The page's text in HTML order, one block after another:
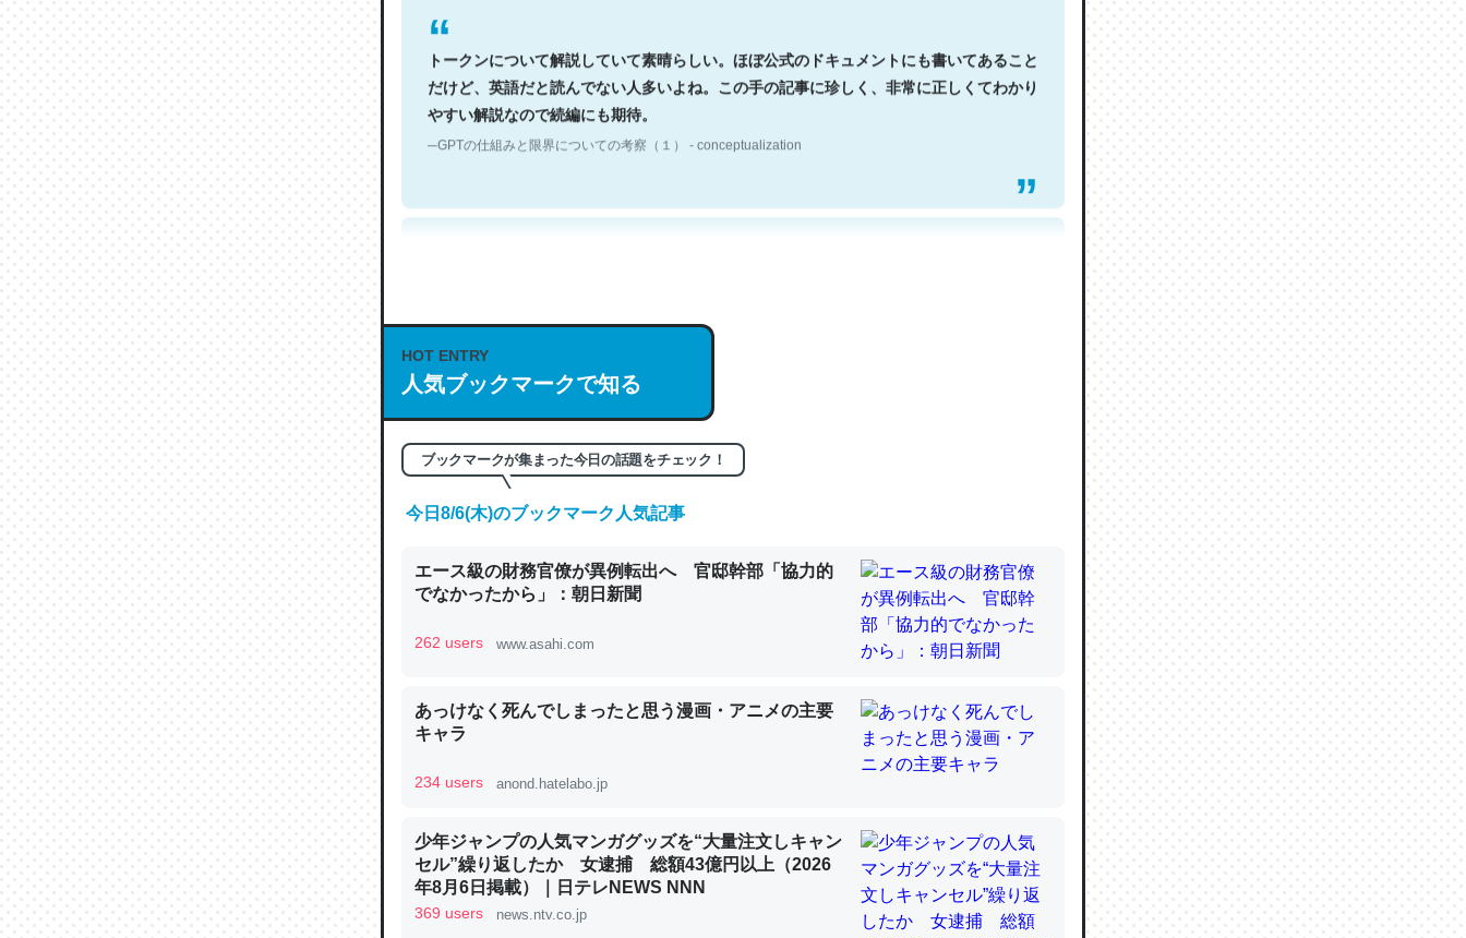
トークンについて解説していて素晴らしい。ほぼ公式のドキュメントにも書いてあること
だけど、英語だと読んでない人多いよね。この手の記事に珍しく、非常に正しくてわかり
やすい解説なので続編にも期待。
─GPTの仕組みと限界についての考察（１） - conceptualization
これは良記事。32768トークンだと英語小説100ページ分くらい。小説でいう「ずっと前
の伏線」は回収されないけど、短期記憶というには多い分量。進化すればするほど分かり
やすく強くなりそう
の600分の1程度。
─ニュース :: 【研究発表】昆虫学の大問題＝「昆虫はなぜ海にいないのか」に関する新仮説
論文では「淡水はカルシウムも酸素も不足してて両方に不利だから両方が拮抗してるので
は」とあって面白い。海にいる鋏角類（カブトガニ・ウミグモ）はカルシウムを使わずキ
HOT ENTRY
人気ブックマークで知る
ブックマークが集まった今日の話題をチェック！
今日8/6(木)のブックマーク人気記事
エース級の財務官僚が異例転出へ 官邸幹部「協力的
でなかったから」：朝日新聞
262 users www.asahi.com
あっけなく死んでしまったと思う漫画・アニメの主要
キャラ
234 users anond.hatelabo.jp
少年ジャンプの人気マンガグッズを“大量注文しキャン
セル”繰り返したか 女逮捕 総額43億円以上（2026
年8月6日掲載）｜日テレNEWS NNN
369 users news.ntv.co.jp